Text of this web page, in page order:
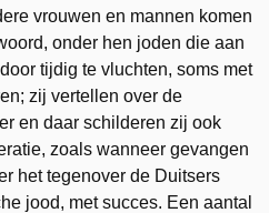
vrouwen en mannen komen
onder hen joden die aan
tijdig te vluchten, soms met
zij vertellen over de
en daar schilderen zij ook
zoals wanneer gevangen
het tegenover de Duitsers
jood, met succes. Een aantal